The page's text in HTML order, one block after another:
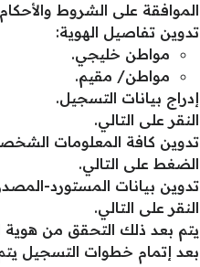
الموافقة على الشروط والأحكام
تدوين تفاصيل الهوية:
مواطن خليجي.
مواطن/ مقيم.
إدراج بيانات التسجيل.
النقر على التالي.
تدوين كافة المعلومات
الضغط على التالي.
تدوين بيانات المستورد-
النقر على التالي.
يتم بعد ذلك التحقق من هوية
بعد إتمام خطوات التسجيل